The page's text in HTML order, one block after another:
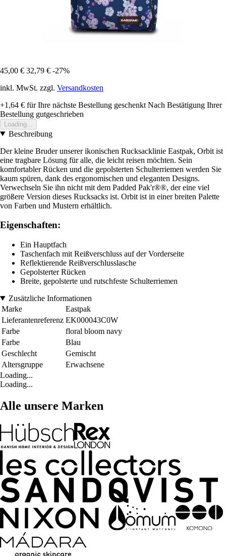
45,00 € 32,79 € -27%
inkl. MwSt. zzgl. Versandkosten
+1,64 € für Ihre nächste Bestellung geschenkt Nach Bestätigung Ihrer
Bestellung gutgeschrieben
Loading...
Beschreibung
Der kleine Bruder unserer ikonischen Rucksacklinie Eastpak, Orbit ist
eine tragbare Lösung für alle, die leicht reisen möchten. Sein
komfortabler Rücken und die gepolsterten Schulterriemen werden Sie
kaum spüren, dank des ergonomischen und eleganten Designs.
Verwechseln Sie ihn nicht mit dem Padded Pak'r®®, der eine viel
größere Version dieses Rucksacks ist. Orbit ist in einer breiten Palette
von Farben und Mustern erhältlich.
Eigenschaften:
Ein Hauptfach
Taschenfach mit Reißverschluss auf der Vorderseite
Reflektierende Reißverschlusslasche
Gepolsterter Rücken
Breite, gepolsterte und rutschfeste Schulterriemen
Zusätzliche Informationen
Marke
Eastpak
Lieferantenreferenz EK000043C0W
Farbe
floral bloom navy
Farbe
Blau
Geschlecht
Gemischt
Altersgruppe
Erwachsene
Loading...
Loading...
Alle unsere Marken